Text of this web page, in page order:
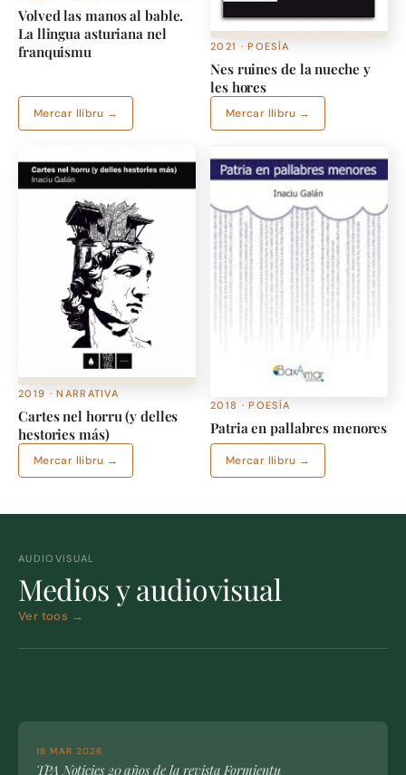
Volved las manos al bable.
La llingua asturiana nel
franquismu
Mercar llibru →
2021 · POESÍA
Nes ruines de la nueche y
les hores
Mercar llibru →
2019 · NARRATIVA
Cartes nel horru (y delles
hestories más)
Mercar llibru →
2018 · POESÍA
Patria en pallabres menores
Mercar llibru →
AUDIOVISUAL
Medios y audiovisual
Ver toos →
18 MAR 2026
TPA Noticies 20 años de la revista Formientu